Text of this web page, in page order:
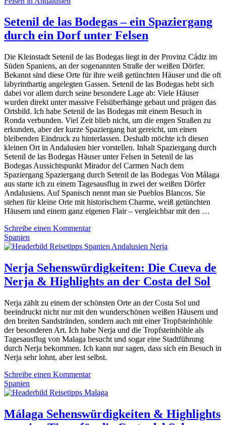
Setenil de las Bodegas – ein Spaziergang
durch ein Dorf unter Felsen
Die Kleinstadt Setenil de las Bodegas liegt in der Provinz Cádiz im
Süden Spaniens, an der sogenannten Straße der weißen Dörfer.
Bekannt sind diese Orte für ihre weiß getünchten Häuser und die oft
labyrinthartig angelegten Gassen. Setenil de las Bodegas hebt sich
dabei vor allem durch seine besondere Lage ab: Viele Häuser
wurden direkt unter massive Felsüberhänge gebaut und prägen das
Ortsbild. Ich habe Setenil de las Bodegas mit einem Besuch in
Ronda verbunden. Viel Zeit blieb nicht, um die engen Straßen zu
erkunden, aber der kurze Spaziergang hat gereicht, um einen
bleibenden Eindruck zu hinterlassen. Deshalb möchte ich diesen
kleinen Ort in Andalusien hier vorstellen. Inhalt Spaziergang durch
Setenil de las Bodegas Häuser unter Felsen in Setenil de las
Bodegas Aussichtspunkt Mirador del Carmen Nach dem
Spaziergang Spaziergang durch Setenil de las Bodegas Von Málaga
aus starte ich zu einem Tagesausflug in zwei der weißen Dörfer
Andalusiens. Auf Spanisch nennt man sie Pueblos Blancos. Sie
stehen für kleine Orte mit historischem Charme, weiß getünchten
Häusern und einem ganz eigenen Flair – vergleichbar mit den …
Schreibe einen Kommentar
Spanien
Nerja Sehenswürdigkeiten: Die Cueva de
Nerja & Highlights an der Costa del Sol
Nerja zählt zu einem der schönsten Orte an der Costa Sol und
beeindruckt nicht nur mit den wunderschönen weißen Häusern und
den breiten Sandstränden, sondern auch mit einer Tropfsteinhöhle
der besonderen Art. Ich habe Nerja und die Tropfsteinhöhle als
Tagesausflug von Malaga besucht und sogar eine Stadtführung
durch Nerja bekommen. Ich kann nur sagen, dass sich ein Besuch in
Nerja sehr lohnt, aber lest selbst.
Schreibe einen Kommentar
Spanien
Málaga Sehenswürdigkeiten & Highlights